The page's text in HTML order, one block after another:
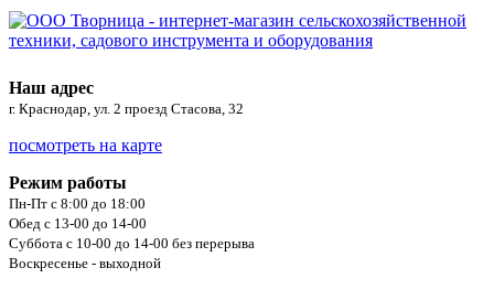
Наш адрес
г. Краснодар, ул. 2 проезд Стасова, 32
посмотреть на карте
Режим работы
Пн-Пт с 8:00 до 18:00
Обед с 13-00 до 14-00
Суббота с 10-00 до 14-00 без перерыва
Воскресенье - выходной